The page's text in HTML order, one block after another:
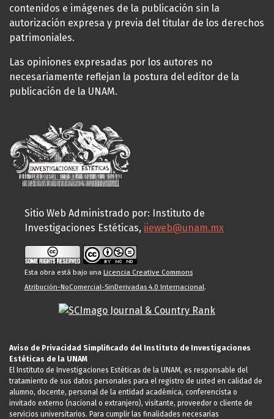
contenidos e imágenes de la publicación sin la
autorización expresa y previa del titular de los derechos
patrimoniales.
Las opiniones expresadas por los autores no
necesariamente reflejan la postura del editor de la
publicación de la UNAM.
Sitio Web Administrado por: Instituto de
Investigaciones Estéticas, iieweb@unam.mx
Esta obra está bajo una Licencia Creative Commons
Atribución-NoComercial-SinDerivadas 4.0 Internacional.
Aviso de Privacidad Simplificado del Instituto de Investigaciones
Estéticas de la UNAM
El Instituto de Investigaciones Estéticas de la UNAM, es responsable del
tratamiento de sus datos personales para el registro de usted en calidad de
alumno, docente, personal de la entidad académica, conferencista o
invitado externo (nacional o extranjero), visitante, proveedor o cliente de
servicios universitarios. Para cumplir las finalidades necesarias